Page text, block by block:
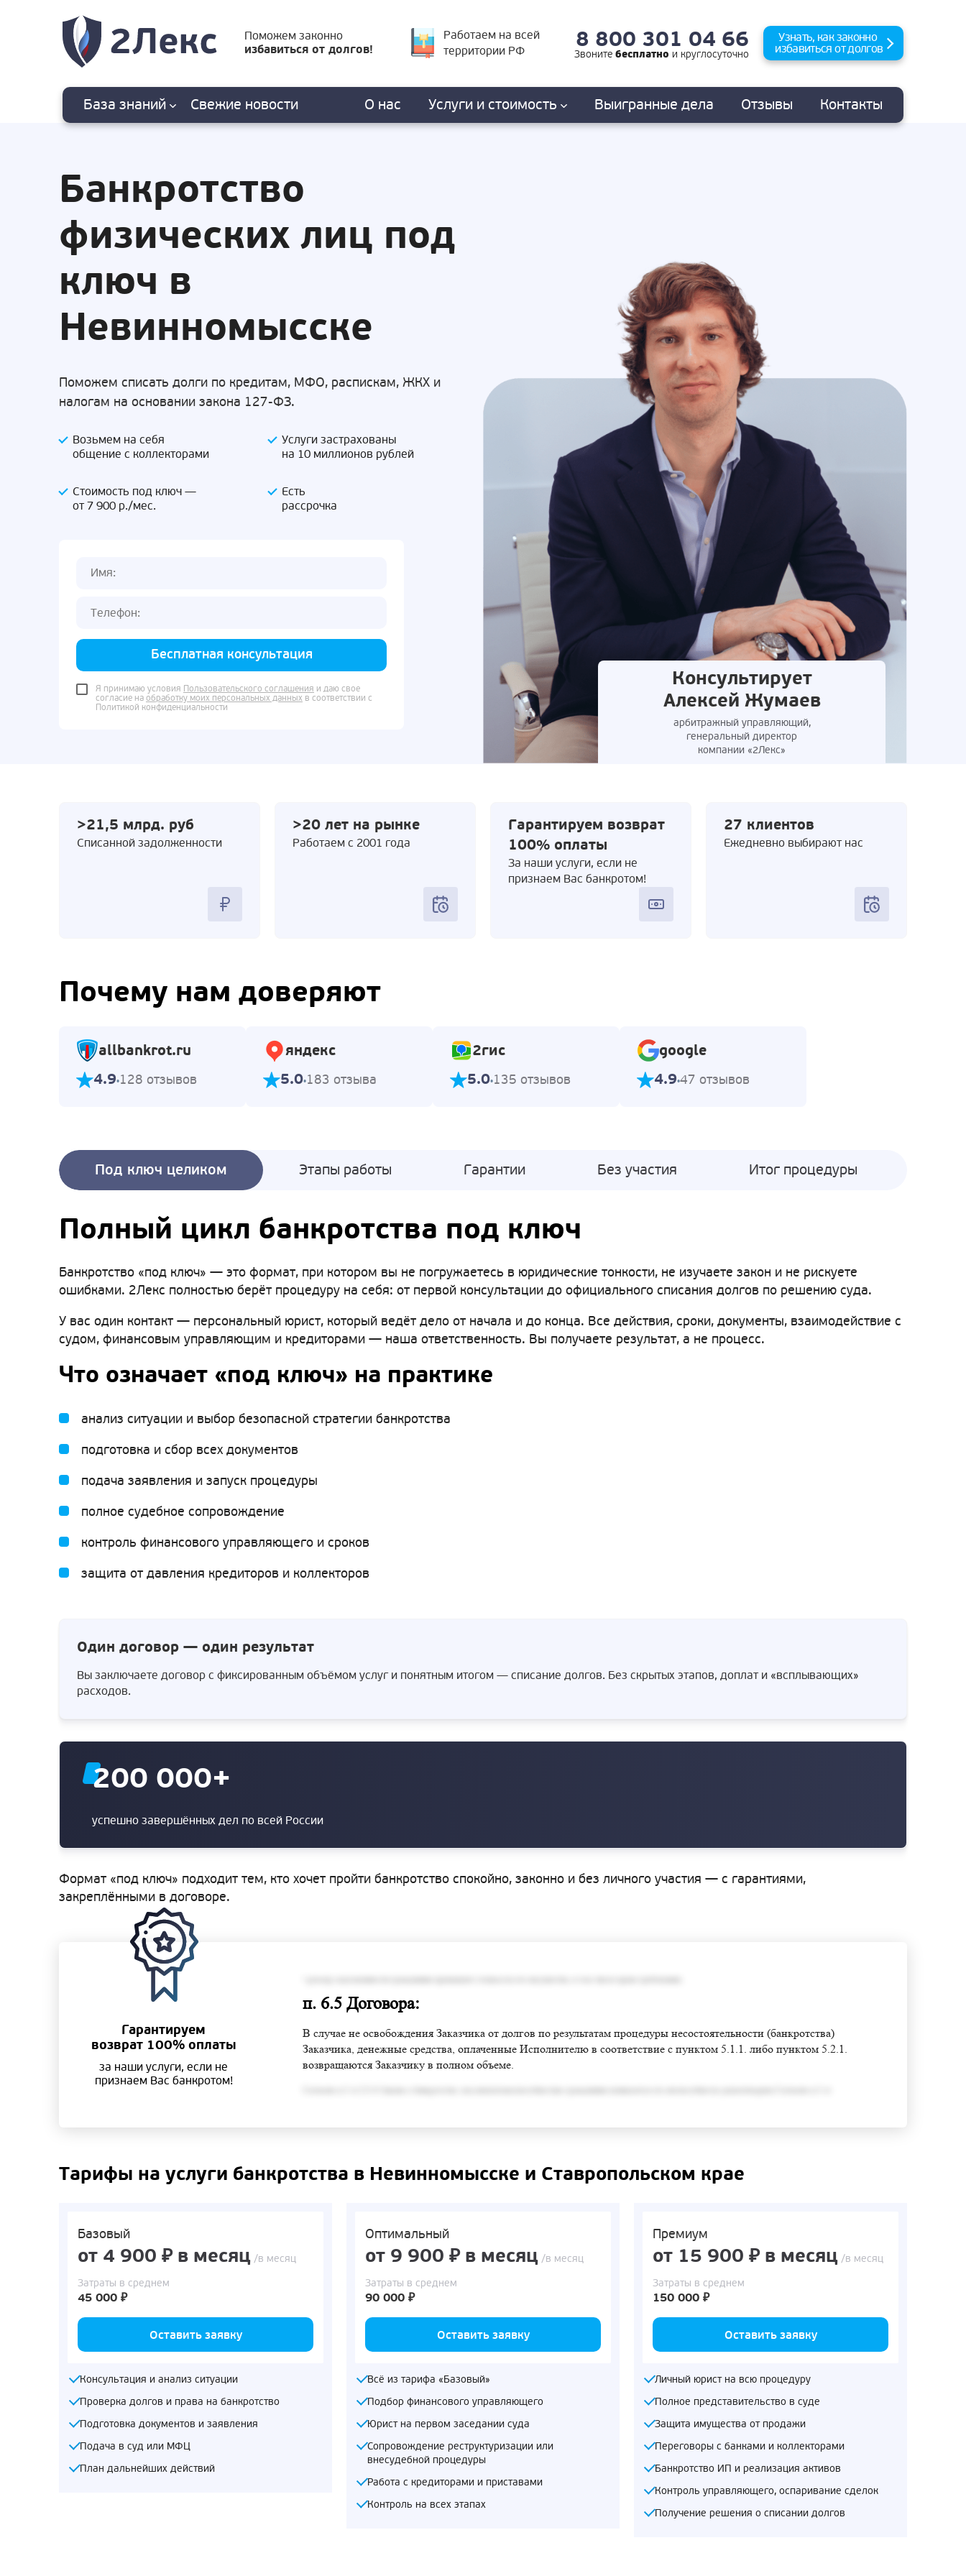
Поможем законно
избавиться от долгов!
Работаем на всей
территории РФ
8 800 301 04 66
Звонитебесплатно икруглосуточно
Узнать, как законно
избавиться от долгов
База знаний Свежие новости О нас Услуги и стоимость Выигранные дела Отзывы Контакты
Банкротство
физических лиц под
ключ в
Невинномысске
Поможем списать долги по кредитам, МФО, распискам, ЖКХ и
налогам на основании закона 127-ФЗ.
Возьмем на себя
общение с коллекторами
Услуги застрахованы
на 10 миллионов рублей
Стоимость под ключ —
от 7 900 р./мес.
Есть
рассрочка
Бесплатная консультация
Я принимаю условия Пользовательского соглашения и даю свое
согласие на обработку моих персональных данных в соответствии с
Политикой конфиденциальности
Консультирует
Алексей Жумаев
арбитражный управляющий,
генеральный директор
компании «2Лекс»
>21,5 млрд. руб
Cписанной задолженности
>20 лет на рынке
Работаем с 2001 года
Гарантируем возврат
100% оплаты
За наши услуги, если не
признаем Вас банкротом!
27 клиентов
Ежедневно выбирают нас
Почему нам доверяют
allbankrot.ru
4.9 128 отзывов
яндекс
5.0 183 отзыва
2гис
5.0 135 отзывов
google
4.9 47 отзывов
Под ключ целиком Этапы работы Гарантии Без участия Итог процедуры
Полный цикл банкротства под ключ
Банкротство «под ключ» — это формат, при котором вы не погружаетесь в юридические тонкости, не изучаете закон и не рискуете
ошибками. 2Лекс полностью берёт процедуру на себя: от первой консультации до официального списания долгов по решению суда.
У вас один контакт — персональный юрист, который ведёт дело от начала и до конца. Все действия, сроки, документы, взаимодействие с
судом, финансовым управляющим и кредиторами — наша ответственность. Вы получаете результат, а не процесс.
Что означает «под ключ» на практике
анализ ситуации и выбор безопасной стратегии банкротства
подготовка и сбор всех документов
подача заявления и запуск процедуры
полное судебное сопровождение
контроль финансового управляющего и сроков
защита от давления кредиторов и коллекторов
Один договор — один результат
Вы заключаете договор с фиксированным объёмом услуг и понятным итогом — списание долгов. Без скрытых этапов, доплат и «всплывающих»
расходов.
200 000+
успешно завершённых дел по всей России
Формат «под ключ» подходит тем, кто хочет пройти банкротство спокойно, законно и без личного участия — с гарантиями,
закреплёнными в договоре.
Гарантируем
возврат 100% оплаты
за наши услуги, если не
признаем Вас банкротом!
п. 6.5 Договора:
В случае не освобождения Заказчика от долгов по результатам процедуры несостоятельности (банкротства)
Заказчика, денежные средства, оплаченные Исполнителю в соответствие с пунктом 5.1.1. либо пунктом 5.2.1.
возвращаются Заказчику в полном объеме.
Тарифы на услуги банкротства в Невинномысске и Ставропольском крае
Базовый
от 4 900 ₽ в месяц /в месяц
Затраты в среднем
45 000 ₽
Оставить заявку
Консультация и анализ ситуации
Проверка долгов и права на банкротство
Подготовка документов и заявления
Подача в суд или МФЦ
План дальнейших действий
Оптимальный
от 9 900 ₽ в месяц /в месяц
Затраты в среднем
90 000 ₽
Оставить заявку
Всё из тарифа «Базовый»
Подбор финансового управляющего
Юрист на первом заседании суда
Сопровождение реструктуризации или
внесудебной процедуры
Работа с кредиторами и приставами
Контроль на всех этапах
Премиум
от 15 900 ₽ в месяц /в месяц
Затраты в среднем
150 000 ₽
Оставить заявку
Личный юрист на всю процедуру
Полное представительство в суде
Защита имущества от продажи
Переговоры с банками и коллекторами
Банкротство ИП и реализация активов
Контроль управляющего, оспаривание сделок
Получение решения о списании долгов